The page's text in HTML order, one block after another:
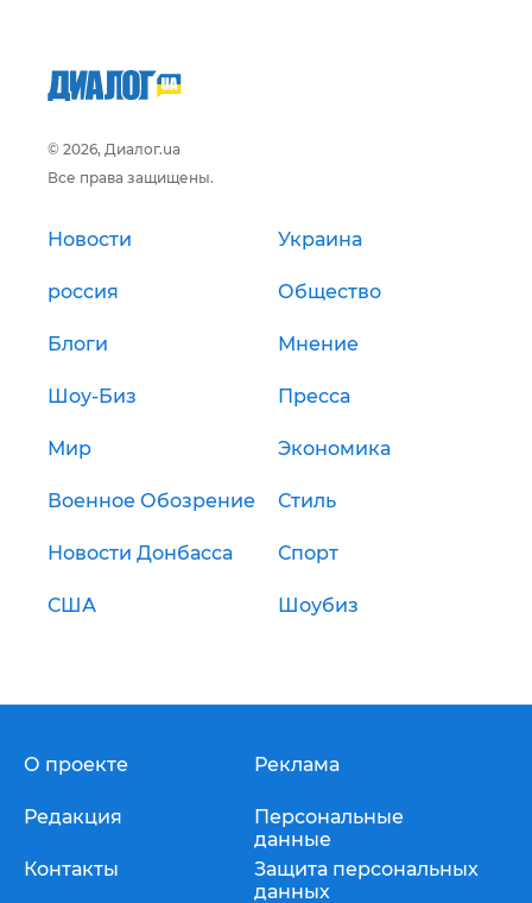
© 2026, Диалог.ua
Все права защищены.
Новости Украина
россия Общество
Блоги Мнение
Шоу-Биз Пресса
Мир Экономика
Военное Обозрение Стиль
Новости Донбасса Спорт
США Шоубиз
О проекте
Редакция
Контакты
Реклама
Персональные
данные
Защита персональных
данных